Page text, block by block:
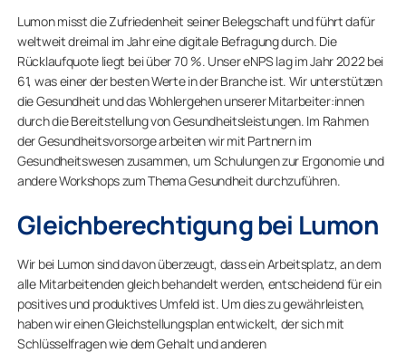
Lumon misst die Zufriedenheit seiner Belegschaft und führt dafür
weltweit dreimal im Jahr eine digitale Befragung durch. Die
Rücklaufquote liegt bei über 70 %. Unser eNPS lag im Jahr 2022 bei
61, was einer der besten Werte in der Branche ist. Wir unterstützen
die Gesundheit und das Wohlergehen unserer Mitarbeiter:innen
durch die Bereitstellung von Gesundheitsleistungen. Im Rahmen
der Gesundheitsvorsorge arbeiten wir mit Partnern im
Gesundheitswesen zusammen, um Schulungen zur Ergonomie und
andere Workshops zum Thema Gesundheit durchzuführen.
Gleichberechtigung bei Lumon
Wir bei Lumon sind davon überzeugt, dass ein Arbeitsplatz, an dem
alle Mitarbeitenden gleich behandelt werden, entscheidend für ein
positives und produktives Umfeld ist. Um dies zu gewährleisten,
haben wir einen Gleichstellungsplan entwickelt, der sich mit
Schlüsselfragen wie dem Gehalt und anderen